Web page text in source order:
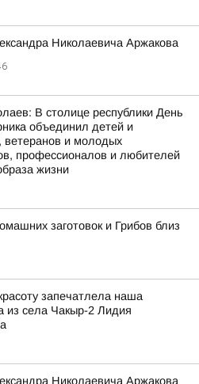
Николаевича Аржакова
В столице республики День
объединил детей и
ветеранов и молодых
профессионалов и любителей
жизни
заготовок и Грибов близ
запечатлела наша
из села Чакыр-2 Лидия
Николаевича Аржакова